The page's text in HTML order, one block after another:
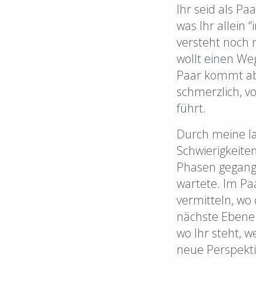
Ihr seid als
was Ihr allein
versteht noch
wollt einen
Paar kommt
schmerzlich,
führt.
Durch meine
Phasen
wartete. Im
vermitteln, wo
nächste
wo Ihr steht,
neue